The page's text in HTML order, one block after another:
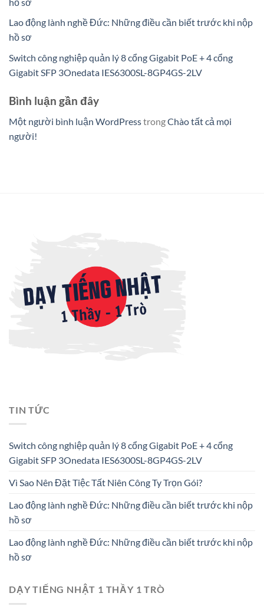
Lao động lành nghề Đức: Những điều cần biết trước khi nộp
hồ sơ
Switch công nghiệp quản lý 8 cổng Gigabit PoE + 4 cổng
Gigabit SFP 3Onedata IES6300SL-8GP4GS-2LV
Bình luận gần đây
Một người bình luận WordPresstrongChào tất cả mọi
người!
TIN TỨC
Switch công nghiệp quản lý 8 cổng Gigabit PoE + 4 cổng
Gigabit SFP 3Onedata IES6300SL-8GP4GS-2LV
Vì Sao Nên Đặt Tiệc Tất Niên Công Ty Trọn Gói?
Lao động lành nghề Đức: Những điều cần biết trước khi nộp
hồ sơ
Lao động lành nghề Đức: Những điều cần biết trước khi nộp
hồ sơ
DẠY TIẾNG NHẬT 1 THẦY 1 TRÒ